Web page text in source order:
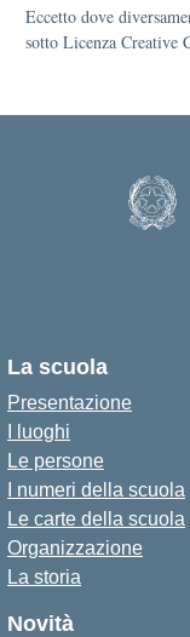
Eccetto dove
sotto Licenza Creative
La scuola
Presentazione
I luoghi
Le persone
I numeri della scuola
Le carte della scuola
Organizzazione
La storia
Novità